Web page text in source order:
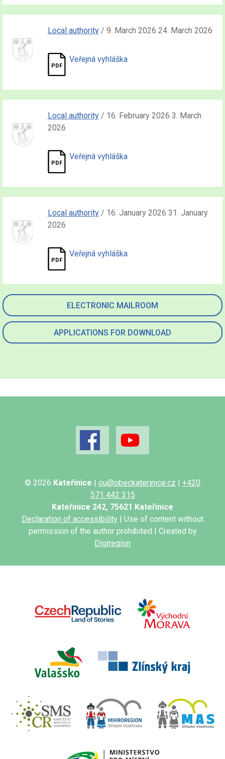
ELECTRONIC MAILROOM
APPLICATIONS FOR DOWNLOAD
Local authority/ 9. March 2026 24. March 2026
Veřejná vyhláška
Local authority/ 16. February 2026 3. March
2026
Veřejná vyhláška
Local authority/ 16. January 2026 31. January
2026
Veřejná vyhláška
© 2026 Kateřinice | ou@obeckaterinice.cz | +420
571 442 315
Kateřinice 242, 75621 Kateřinice
Declaration of accessibility | Use of content without
permission of the author prohibited | Created by
Digiregion